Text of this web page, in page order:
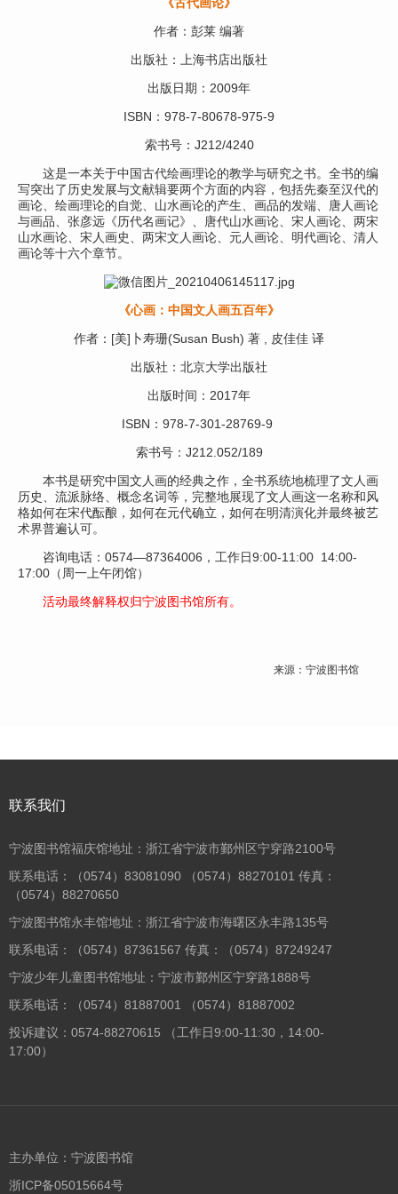
作者：彭莱 编著
出版社：上海书店出版社
出版日期：2009年
ISBN：978-7-80678-975-9
索书号：J212/4240
这是一本关于中国古代绘画理论的教学与研究之书。全书的编
写突出了历史发展与文献辑要两个方面的内容，包括先秦至汉代的
画论、绘画理论的自觉、山水画论的产生、画品的发端、唐人画论
与画品、张彦远《历代名画记》、唐代山水画论、宋人画论、两宋
山水画论、宋人画史、两宋文人画论、元人画论、明代画论、清人
画论等十六个章节。
《心画：中国文人画五百年》
作者：[美]卜寿珊(Susan Bush) 著 , 皮佳佳 译
出版社：北京大学出版社
出版时间：2017年
ISBN：978-7-301-28769-9
索书号：J212.052/189
本书是研究中国文人画的经典之作，全书系统地梳理了文人画
历史、流派脉络、概念名词等，完整地展现了文人画这一名称和风
格如何在宋代酝酿，如何在元代确立，如何在明清演化并最终被艺
术界普遍认可。
咨询电话：0574—87364006，工作日9:00-11:00 14:00-
17:00（周一上午闭馆）
活动最终解释权归宁波图书馆所有。
来源：宁波图书馆
联系我们
宁波图书馆福庆馆地址：浙江省宁波市鄞州区宁穿路2100号
联系电话：（0574）83081090 （0574）88270101 传真：
（0574）88270650
宁波图书馆永丰馆地址：浙江省宁波市海曙区永丰路135号
联系电话：（0574）87361567 传真：（0574）87249247
宁波少年儿童图书馆地址：宁波市鄞州区宁穿路1888号
联系电话：（0574）81887001 （0574）81887002
投诉建议：0574-88270615 （工作日9:00-11:30，14:00-
17:00）
主办单位：宁波图书馆
浙ICP备05015664号